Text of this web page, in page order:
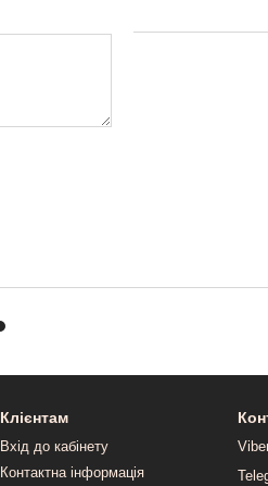
Клієнтам
Вхід до кабінету
Контактна інформація